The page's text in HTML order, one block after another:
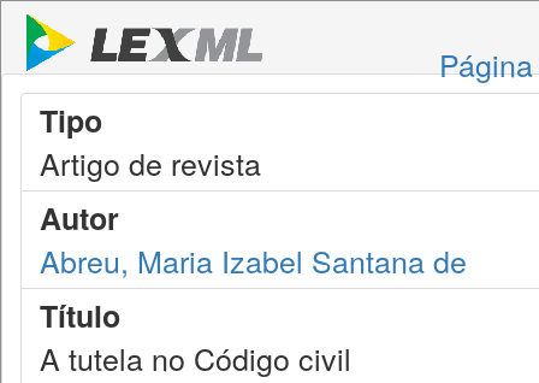
Tipo
Artigo de revista
Autor
Abreu, Maria Izabel Santana de
Título
A tutela no Código civil